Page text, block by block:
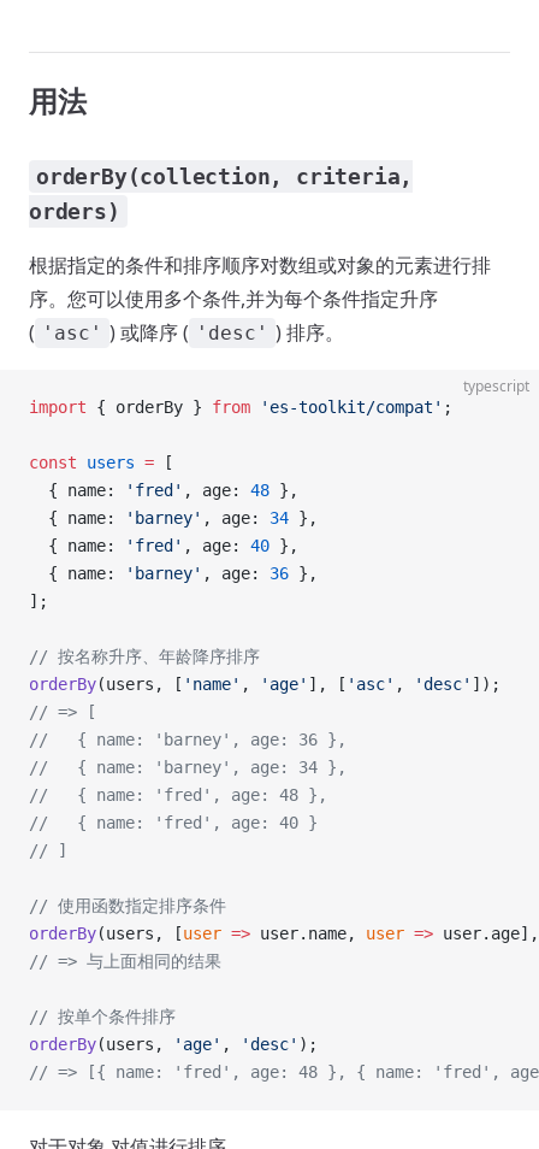
用法
orderBy(collection, criteria,
orders)
根据指定的条件和排序顺序对数组或对象的元素进行排
序。您可以使用多个条件,并为每个条件指定升序
( 'asc' ) 或降序 ( 'desc' ) 排序。
typescript
import { orderBy } from 'es-toolkit/compat' ;
const users = [
  { name:
'fred' , age: 48 },
  { name:
'barney' , age: 34 },
  { name:
'fred' , age: 40 },
  { name:
'barney' , age: 36 },
];
// 按名称升序、年龄降序排序
orderBy(users, [ 'name' , 'age' ], [ 'asc' , 'desc' ]);
// => [
//   { name: 'barney', age: 36 },
//   { name: 'barney', age: 34 },
//   { name: 'fred', age: 48 },
//   { name: 'fred', age: 40 }
// ]
// 使用函数指定排序条件
orderBy(users, [user => user.name, user =>
// => 与上面相同的结果
// 按单个条件排序
orderBy(users, 'age' , 'desc' );
// => [{ name: 'fred', age: 48 }, { name: 'fred',